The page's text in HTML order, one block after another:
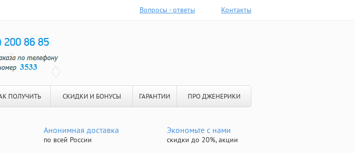
Вопросы - ответы Контакты
ПОЛУЧИТЬ СКИДКИ И БОНУСЫ ГАРАНТИИ ПРО ДЖЕНЕРИКИ
Анонимная доставка
по всей России
Экономьте с нами
скидки до 20%, акции